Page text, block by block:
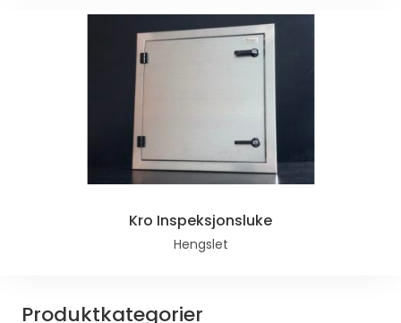
Produktkategorier
Kro Inspeksjonsluke
Hengslet